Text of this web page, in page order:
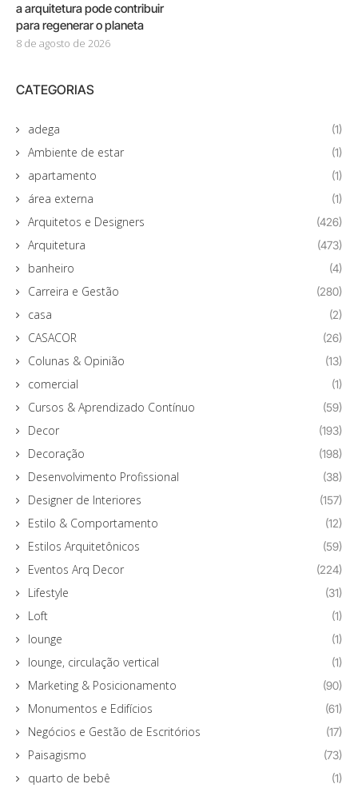
a arquitetura pode contribuir
para regenerar o planeta
8 de agosto de 2026
CATEGORIAS
adega (1)
Ambiente de estar (1)
apartamento (1)
área externa (1)
Arquitetos e Designers (426)
Arquitetura (473)
banheiro (4)
Carreira e Gestão (280)
casa (2)
CASACOR (26)
Colunas & Opinião (13)
comercial (1)
Cursos & Aprendizado Contínuo (59)
Decor (193)
Decoração (198)
Desenvolvimento Profissional (38)
Designer de Interiores (157)
Estilo & Comportamento (12)
Estilos Arquitetônicos (59)
Eventos Arq Decor (224)
Lifestyle (31)
Loft (1)
lounge (1)
lounge, circulação vertical (1)
Marketing & Posicionamento (90)
Monumentos e Edifícios (61)
Negócios e Gestão de Escritórios (17)
Paisagismo (73)
quarto de bebê (1)